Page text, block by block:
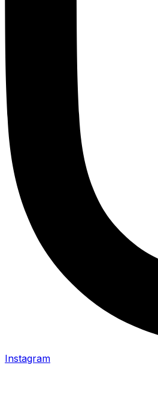
Instagram